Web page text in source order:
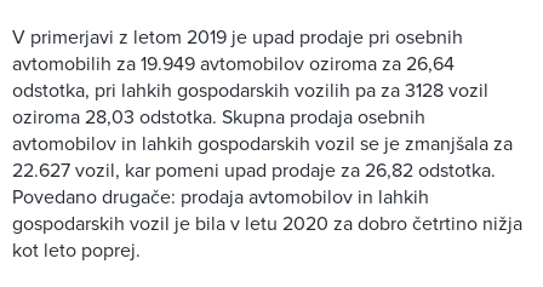
V primerjavi z letom 2019 je upad prodaje pri osebnih
avtomobilih za 19.949 avtomobilov oziroma za 26,64
odstotka, pri lahkih gospodarskih vozilih pa za 3128 vozil
oziroma 28,03 odstotka. Skupna prodaja osebnih
avtomobilov in lahkih gospodarskih vozil se je zmanjšala za
22.627 vozil, kar pomeni upad prodaje za 26,82 odstotka.
Povedano drugače: prodaja avtomobilov in lahkih
gospodarskih vozil je bila v letu 2020 za dobro četrtino nižja
kot leto poprej.